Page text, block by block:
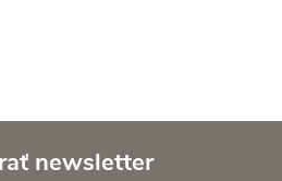
newsletter